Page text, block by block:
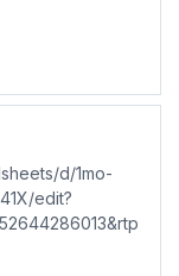
d/1mo-
edit?